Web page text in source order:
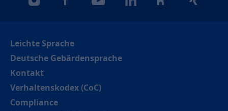
instagramfacebookyoutubelinkedinkununuxing
Leichte Sprache
Deutsche Gebärdensprache
Kontakt
Verhaltenskodex (CoC)
Compliance